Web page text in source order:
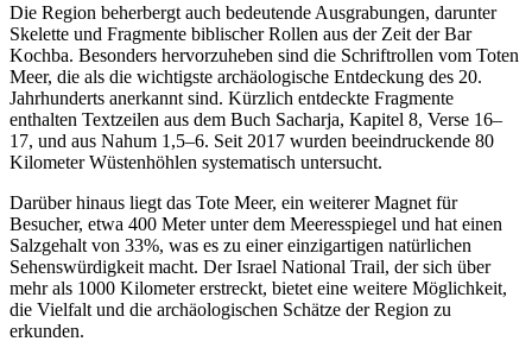
Die Region beherbergt auch bedeutende Ausgrabungen, darunter
Skelette und Fragmente biblischer Rollen aus der Zeit der Bar
Kochba. Besonders hervorzuheben sind die Schriftrollen vom Toten
Meer, die als die wichtigste archäologische Entdeckung des 20.
Jahrhunderts anerkannt sind. Kürzlich entdeckte Fragmente
enthalten Textzeilen aus dem Buch Sacharja, Kapitel 8, Verse 16–
17, und aus Nahum 1,5–6. Seit 2017 wurden beeindruckende 80
Kilometer Wüstenhöhlen systematisch untersucht.
Darüber hinaus liegt das Tote Meer, ein weiterer Magnet für
Besucher, etwa 400 Meter unter dem Meeresspiegel und hat einen
Salzgehalt von 33%, was es zu einer einzigartigen natürlichen
Sehenswürdigkeit macht. Der Israel National Trail, der sich über
mehr als 1000 Kilometer erstreckt, bietet eine weitere Möglichkeit,
die Vielfalt und die archäologischen Schätze der Region zu
erkunden.